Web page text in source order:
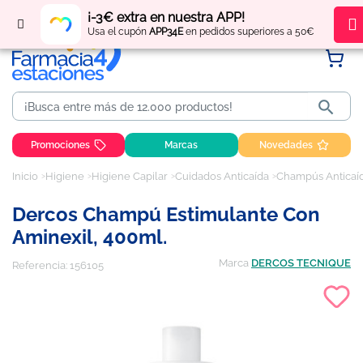
¡-3€ extra en nuestra APP!
Usa el cupón APP34Een pedidos superiores a 50€
Regístratey obtén puntos por tus compras

Promociones Marcas Novedades
Inicio Higiene Higiene Capilar Cuidados Anticaída Champús
Dercos Champú Estimulante Con
Aminexil, 400ml.
Referencia: 156105 Marca DERCOS TECNIQUE